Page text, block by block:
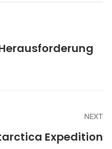
NEXT
Expedition